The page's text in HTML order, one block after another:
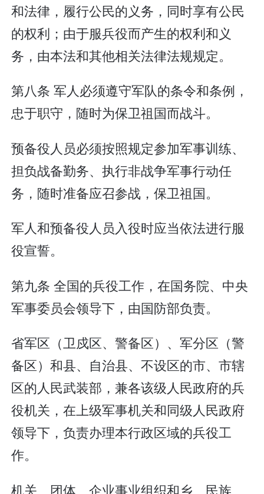
和法律，履行公民的义务，同时享有公民
的权利；由于服兵役而产生的权利和义
务，由本法和其他相关法律法规规定。
第八条 军人必须遵守军队的条令和条例，
忠于职守，随时为保卫祖国而战斗。
预备役人员必须按照规定参加军事训练、
担负战备勤务、执行非战争军事行动任
务，随时准备应召参战，保卫祖国。
军人和预备役人员入役时应当依法进行服
役宣誓。
第九条 全国的兵役工作，在国务院、中央
军事委员会领导下，由国防部负责。
省军区（卫戍区、警备区）、军分区（警
备区）和县、自治县、不设区的市、市辖
区的人民武装部，兼各该级人民政府的兵
役机关，在上级军事机关和同级人民政府
领导下，负责办理本行政区域的兵役工
作。
机关、团体、企业事业组织和乡、民族